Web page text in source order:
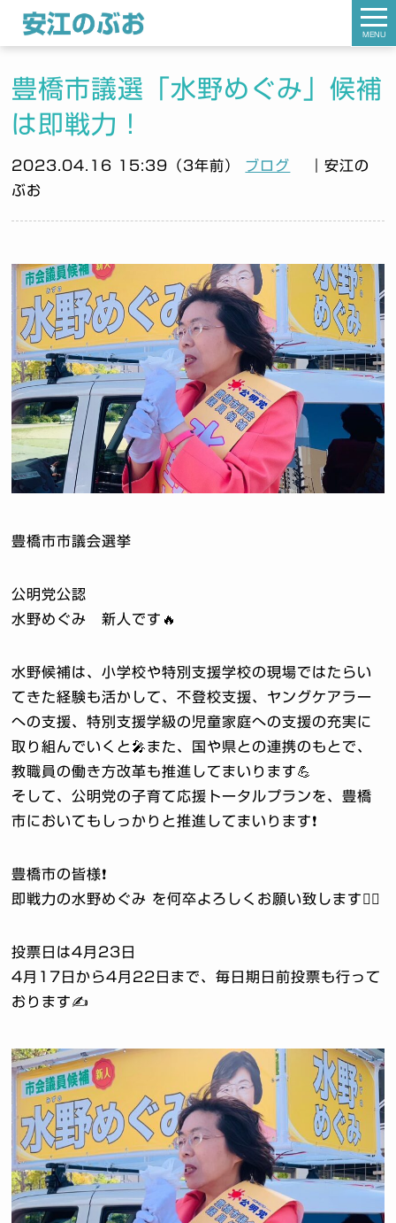
豊橋市議選「水野めぐみ」候補
は即戦力！
2023.04.16 15:39（3年前） ブログ
｜安江の
ぶお
豊橋市市議会選挙
公明党公認
水野めぐみ 新人です🔥
水野候補は、小学校や特別支援学校の現場ではたらい
てきた経験も活かして、不登校支援、ヤングケアラー
への支援、特別支援学級の児童家庭への支援の充実に
取り組んでいくと🎤また、国や県との連携のもとで、
教職員の働き方改革も推進してまいります💪
そして、公明党の子育て応援トータルプランを、豊橋
市においてもしっかりと推進してまいります❗️
豊橋市の皆様❗️
即戦力の水野めぐみ を何卒よろしくお願い致します🙇‍♂️
投票日は4月23日
4月17日から4月22日まで、毎日期日前投票も行って
おります✍️
MENU